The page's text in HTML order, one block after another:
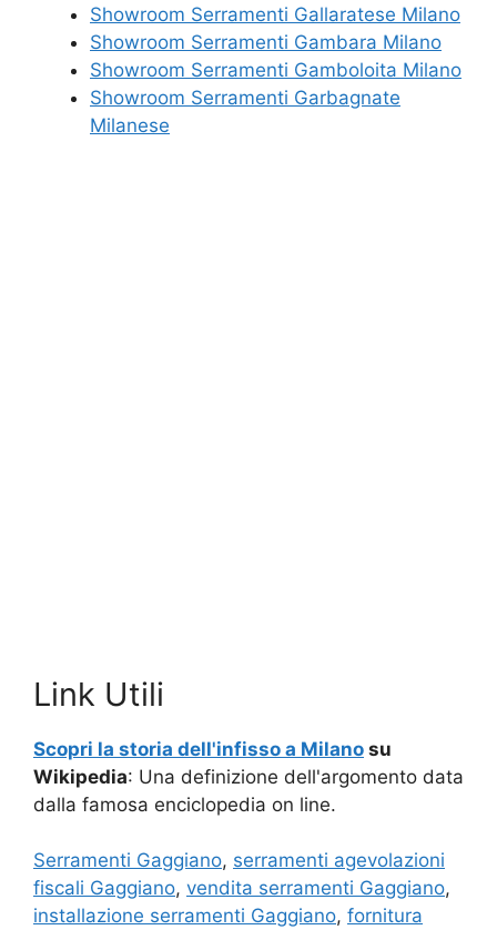
Showroom Serramenti Gallaratese Milano
Showroom Serramenti Gambara Milano
Showroom Serramenti Gamboloita Milano
Showroom Serramenti Garbagnate
Milanese
Link Utili
Scopri la storia dell'infisso a Milano su
Wikipedia: Una definizione dell'argomento data
dalla famosa enciclopedia on line.
Serramenti Gaggiano, serramenti agevolazioni
fiscali Gaggiano, vendita serramenti Gaggiano,
installazione serramenti Gaggiano, fornitura